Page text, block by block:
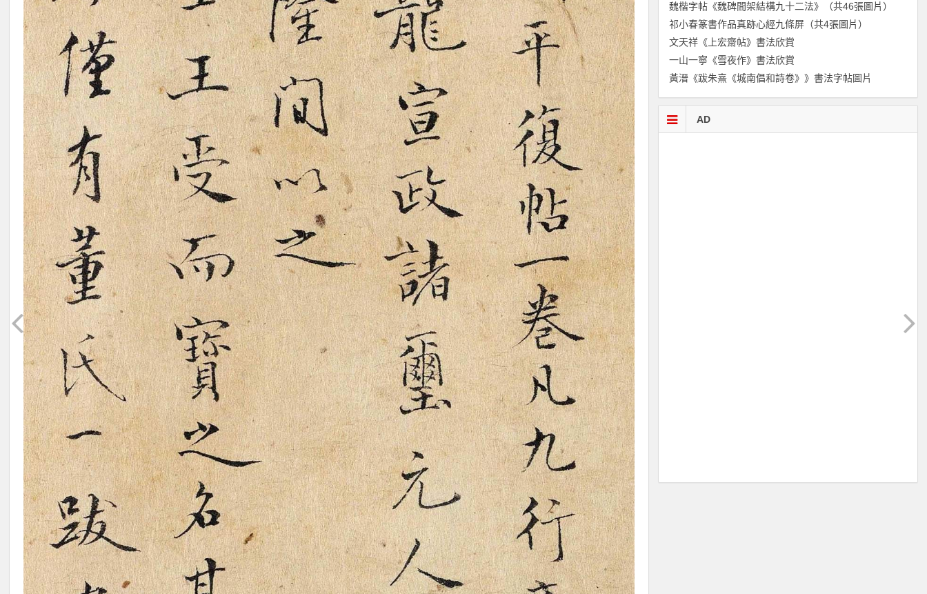
魏楷字帖《魏碑間架結構九十二法》（共46張圖片）
祁小春篆書作品真跡心經九條屏（共4張圖片）
文天祥《上宏齋帖》書法欣賞
一山一寧《雪夜作》書法欣賞
黃溍《跋朱熹《城南倡和詩卷》》書法字帖圖片
AD